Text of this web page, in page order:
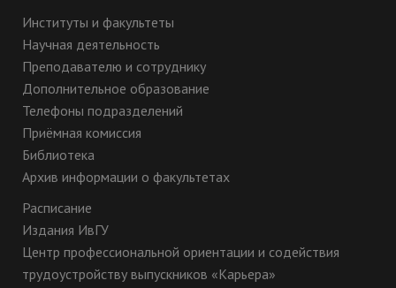
Институты и факультеты
Научная деятельность
Преподавателю и сотруднику
Дополнительное образование
Телефоны подразделений
Приёмная комиссия
Библиотека
Архив информации о факультетах
Расписание
Издания ИвГУ
Центр профессиональной ориентации и содействия
трудоустройству выпускников «Карьера»